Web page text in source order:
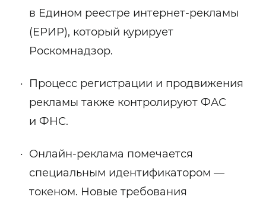
в Едином реестре интернет-рекламы
(ЕРИР), который курирует
Роскомнадзор.
Процесс регистрации и продвижения
рекламы также контролируют ФАС
и ФНС.
Онлайн-реклама помечается
специальным идентификатором —
токеном. Новые требования